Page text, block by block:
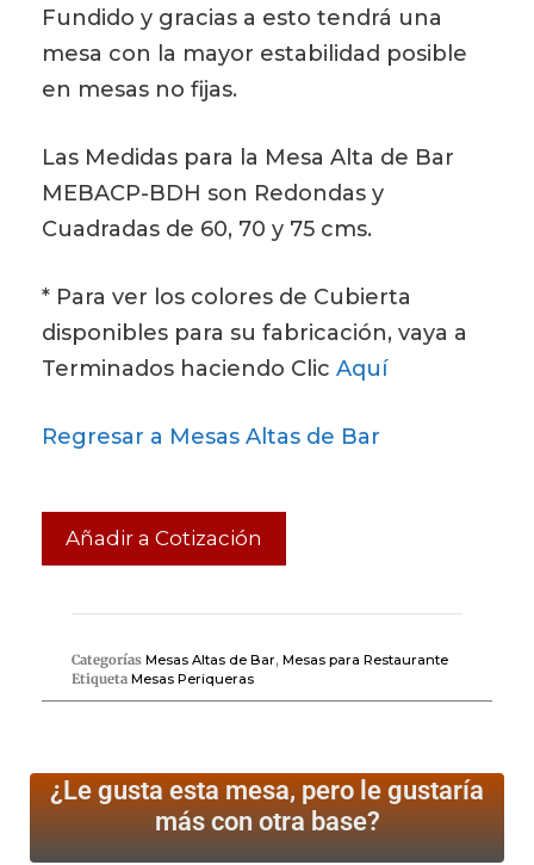
Fundido y gracias a esto tendrá una
mesa con la mayor estabilidad posible
en mesas no fijas.
Las Medidas para la Mesa Alta de Bar
MEBACP-BDH son Redondas y
Cuadradas de 60, 70 y 75 cms.
* Para ver los colores de Cubierta
disponibles para su fabricación, vaya a
Terminados haciendo Clic Aquí
Regresar a Mesas Altas de Bar
Añadir a Cotización
Categorías Mesas Altas de Bar, Mesas para Restaurante
Etiqueta Mesas Periqueras
¿Le gusta esta mesa, pero le gustaría
más con otra base?